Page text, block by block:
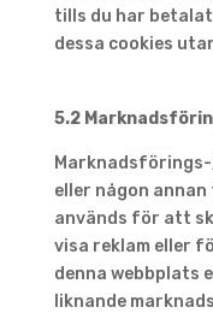
tills du har
dessa cookies
5.2
eller någon
används för att
visa reklam eller
denna webbplats
liknande